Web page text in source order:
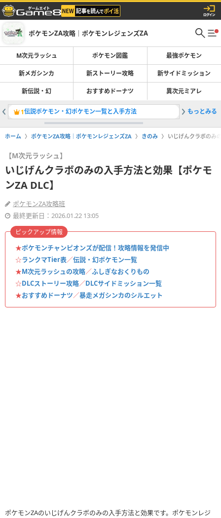
ポケモンZA攻略｜ポケモンレジェンズZA
M次元ラッシュ ポケモン図鑑 最強ポケモン
新メガシンカ 新ストーリー攻略 新サイドミッション
新伝説・幻 おすすめドーナツ 異次元ミアレ
1伝説ポケモン・幻ポケモン一覧と入手方法 2ポケモ
もっとみる
ホーム ポケモンZA攻略｜ポケモンレジェンズZA きのみ いじげんクラボのみ
【M次元ラッシュ】
いじげんクラボのみの入手方法と効果【ポケモ
ンZA DLC】
ポケモンZA攻略班
最終更新日：2026.01.22 13:05
★ポケモンチャンピオンズが配信！攻略情報を発信中
☆ランクマTier表／伝説・幻ポケモン一覧
★M次元ラッシュの攻略／ふしぎなおくりもの
☆DLCストーリー攻略／DLCサイドミッション一覧
★おすすめドーナツ／暴走メガシンカのシルエット
ピックアップ情報
ポケモンZAのいじげんクラボのみの入手方法と効果です。ポケモンレジ